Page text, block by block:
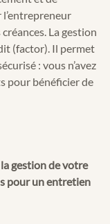
l’entrepreneur
La gestion
(factor). Il permet
: vous n’avez
pour bénéficier de
gestion de votre
pour un entretien